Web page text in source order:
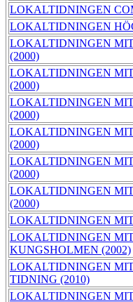
LOKALTIDNINGEN
LOKALTIDNINGEN
LOKALTIDNINGEN
(2000)
LOKALTIDNINGEN
(2000)
LOKALTIDNINGEN
(2000)
LOKALTIDNINGEN
(2000)
LOKALTIDNINGEN
(2000)
LOKALTIDNINGEN
(2000)
LOKALTIDNINGEN
LOKALTIDNINGEN
KUNGSHOLMEN (2002)
LOKALTIDNINGEN
TIDNING (2010)
LOKALTIDNINGEN